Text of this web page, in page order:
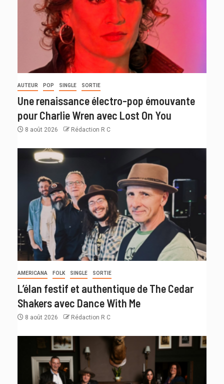
AUTEUR POP SINGLE SORTIE
Une renaissance électro-pop émouvante
pour Charlie Wren avec Lost On You
8 août 2026 Rédaction R C
AMERICANA FOLK SINGLE SORTIE
L’élan festif et authentique de The Cedar
Shakers avec Dance With Me
8 août 2026 Rédaction R C